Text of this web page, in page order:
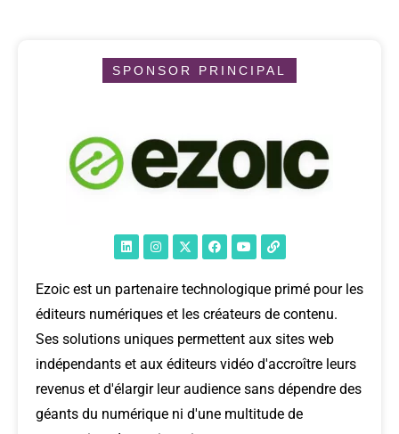
SPONSOR PRINCIPAL
Ezoic est un partenaire technologique primé pour les
éditeurs numériques et les créateurs de contenu.
Ses solutions uniques permettent aux sites web
indépendants et aux éditeurs vidéo d'accroître leurs
revenus et d'élargir leur audience sans dépendre des
géants du numérique ni d'une multitude de